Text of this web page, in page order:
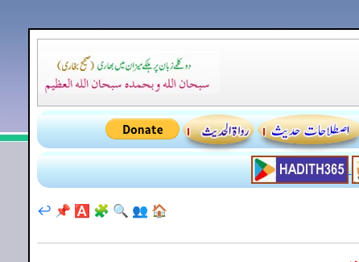
🏠
👥
🔍
🧩
🅰️
📌
↩️